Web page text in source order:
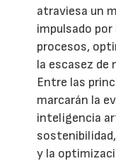
atraviesa un
impulsado
procesos,
la escasez de
Entre las
marcarán la
inteligencia
y la